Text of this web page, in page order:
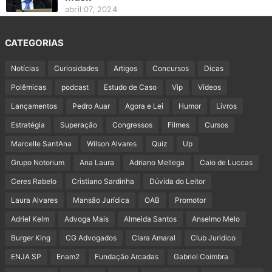
abril 07, 2024
CATEGORIAS
Notícias Curiosidades Artigos Concursos Dicas
Polêmicas podcast Estudo de Caso Vip Vídeos
Lançamentos Pedro Auar Agora e Lei Humor Livros
Estratégia Superação Congressos Filmes Cursos
Marcelle SantAna Wilson Alvares Quiz Up
Grupo Notorium Ana Laura Adriano Mellega Caio de Luccas
Ceres Rabelo Cristiano Sardinha Dúvida do Leitor
Laura Alvares Mansão Jurídica OAB Promotor
Adriel Kelm Advoga Mais Almeida Santos Anselmo Melo
Burger King CG Advogados Clara Amaral Club Juridico
ENJA SP Enam2 Fundação Arcadas Gabriel Coimbra